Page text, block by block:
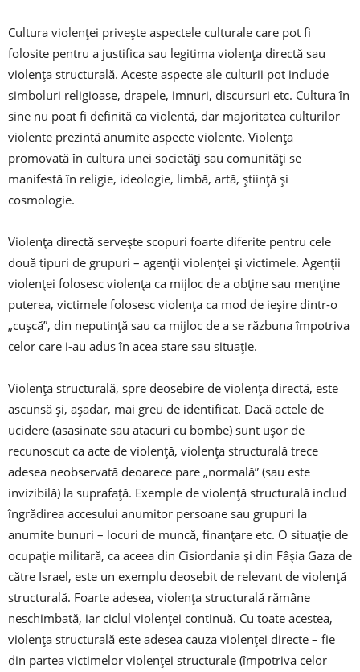
Cultura violenţei priveşte aspectele culturale care pot fi
folosite pentru a justifica sau legitima violenţa directă sau
violența structurală. Aceste aspecte ale culturii pot include
simboluri religioase, drapele, imnuri, discursuri etc. Cultura în
sine nu poat fi definită ca violentă, dar majoritatea culturilor
violente prezintă anumite aspecte violente. Violenţa
promovată în cultura unei societăți sau comunități se
manifestă în religie, ideologie, limbă, artă, ştiinţă şi
cosmologie.
Violenţa directă serveşte scopuri foarte diferite pentru cele
două tipuri de grupuri – agenţii violenţei şi victimele. Agenţii
violenţei folosesc violenţa ca mijloc de a obţine sau menţine
puterea, victimele folosesc violenţa ca mod de ieşire dintr-o
„cuşcă”, din neputinţă sau ca mijloc de a se răzbuna împotriva
celor care i-au adus în acea stare sau situație.
Violenţa structurală, spre deosebire de violenţa directă, este
ascunsă şi, aşadar, mai greu de identificat. Dacă actele de
ucidere (asasinate sau atacuri cu bombe) sunt uşor de
recunoscut ca acte de violenţă, violenţa structurală trece
adesea neobservată deoarece pare „normală” (sau este
invizibilă) la suprafaţă. Exemple de violenţă structurală includ
îngrădirea accesului anumitor persoane sau grupuri la
anumite bunuri – locuri de muncă, finanţare etc. O situaţie de
ocupaţie militară, ca aceea din Cisiordania şi din Fâşia Gaza de
către Israel, este un exemplu deosebit de relevant de violenţă
structurală. Foarte adesea, violenţa structurală rămâne
neschimbată, iar ciclul violenţei continuă. Cu toate acestea,
violenţa structurală este adesea cauza violenţei directe – fie
din partea victimelor violenţei structurale (împotriva celor